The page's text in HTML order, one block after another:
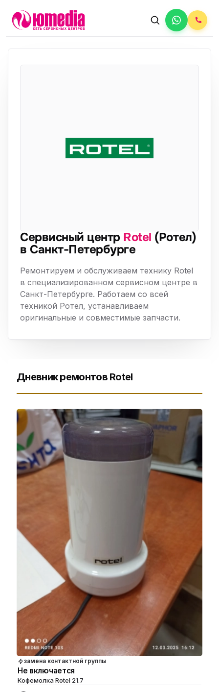
Сервисный центр Rotel (Ротел)
в Санкт-Петербурге
Ремонтируем и обслуживаем технику Rotel
в специализированном сервисном центре в
Санкт-Петербурге. Работаем со всей
техникой Ротел, устанавливаем
оригинальные и совместимые запчасти.
Дневник ремонтов Rotel
замена контактной группы
Не включается
Кофемолка Rotel 21.7